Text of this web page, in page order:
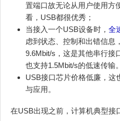
置端口故无论从用户使用方
看，USB都很优秀；
当接入一个USB设备时， 全
虑到状态、控制和出错信息
9.6Mbit/s，这是其他串行接
也支持1.5Mbit/s的低速传输。
USB接口芯片价格低廉，这
与应用。
在USB出现之前，计算机典型接